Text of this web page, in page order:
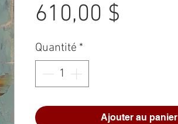
610,00 $
Quantité *
Ajouter au panier